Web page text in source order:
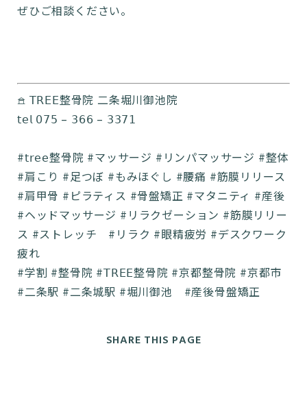
ぜひご相談ください。
𖠿 𝖳𝖱𝖤𝖤整骨院 二条堀川御池院
𝗍𝖾𝗅 𝟢𝟩𝟧 – 𝟥𝟨𝟨 – 𝟥𝟥𝟩𝟣
#𝗍𝗋𝖾𝖾整骨院 #マッサージ #リンパマッサージ #整体
#肩こり #足つぼ #もみほぐし #腰痛 #筋膜リリース
#肩甲骨 #ピラティス #骨盤矯正 #マタニティ #産後
#ヘッドマッサージ #リラクゼーション #筋膜リリー
ス #ストレッチ #リラク #眼精疲労 #デスクワーク
疲れ
#学割 #整骨院 #𝖳𝖱𝖤𝖤整骨院 #京都整骨院 #京都市
#二条駅 #二条城駅 #堀川御池 #産後骨盤矯正
SHARE THIS PAGE